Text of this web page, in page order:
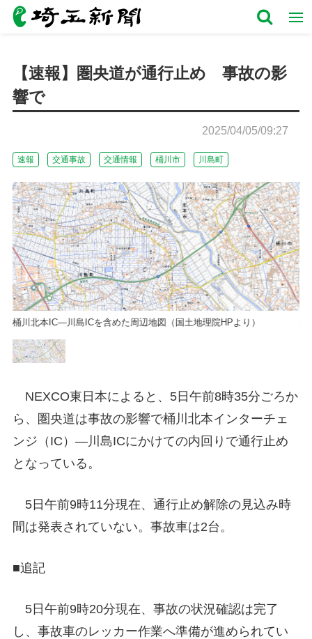
【速報】圏央道が通行止め 事故の影
響で
2025/04/05/09:27
速報 交通事故 交通情報 桶川市 川島町
桶川北本IC―川島ICを含めた周辺地図（国土地理院HPより）
NEXCO東日本によると、5日午前8時35分ごろか
ら、圏央道は事故の影響で桶川北本インターチェ
ンジ（IC）―川島ICにかけての内回りで通行止め
となっている。
5日午前9時11分現在、通行止め解除の見込み時
間は発表されていない。事故車は2台。
■追記
5日午前9時20分現在、事故の状況確認は完了
し、事故車のレッカー作業へ準備が進められてい